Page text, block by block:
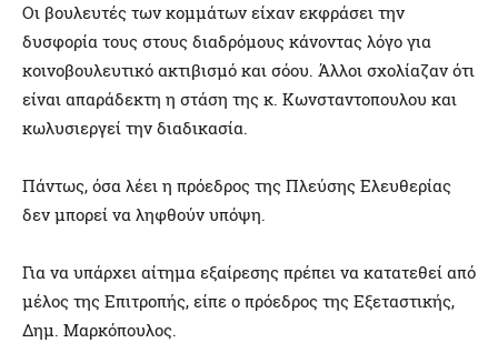
Οι βουλευτές των κομμάτων είχαν εκφράσει την
δυσφορία τους στους διαδρόμους κάνοντας λόγο για
κοινοβουλευτικό ακτιβισμό και σόου. Άλλοι σχολίαζαν ότι
είναι απαράδεκτη η στάση της κ. Κωνσταντοπουλου και
κωλυσιεργεί την διαδικασία.
Πάντως, όσα λέει η πρόεδρος της Πλεύσης Ελευθερίας
δεν μπορεί να ληφθούν υπόψη.
Για να υπάρχει αίτημα εξαίρεσης πρέπει να κατατεθεί από
μέλος της Επιτροπής, είπε ο πρόεδρος της Εξεταστικής,
Δημ. Μαρκόπουλος.